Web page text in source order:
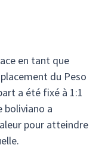
en tant que
du Peso
a été fixé à 1:1
boliviano a
pour atteindre